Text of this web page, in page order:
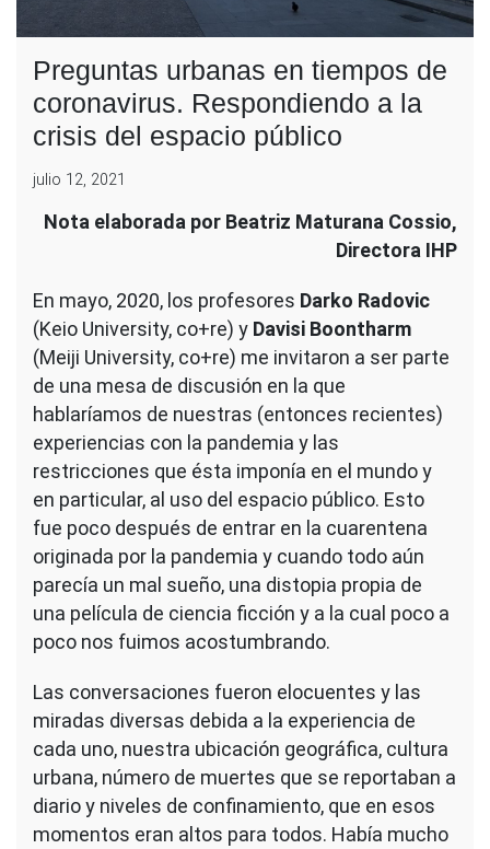
Preguntas urbanas en tiempos de
coronavirus. Respondiendo a la
crisis del espacio público
julio 12, 2021
Nota elaborada por Beatriz Maturana Cossio,
Directora IHP
En mayo, 2020, los profesores Darko Radovic
(Keio University, co+re) y Davisi Boontharm
(Meiji University, co+re) me invitaron a ser parte
de una mesa de discusión en la que
hablaríamos de nuestras (entonces recientes)
experiencias con la pandemia y las
restricciones que ésta imponía en el mundo y
en particular, al uso del espacio público. Esto
fue poco después de entrar en la cuarentena
originada por la pandemia y cuando todo aún
parecía un mal sueño, una distopia propia de
una película de ciencia ficción y a la cual poco a
poco nos fuimos acostumbrando.
Las conversaciones fueron elocuentes y las
miradas diversas debida a la experiencia de
cada uno, nuestra ubicación geográfica, cultura
urbana, número de muertes que se reportaban a
diario y niveles de confinamiento, que en esos
momentos eran altos para todos. Había mucho